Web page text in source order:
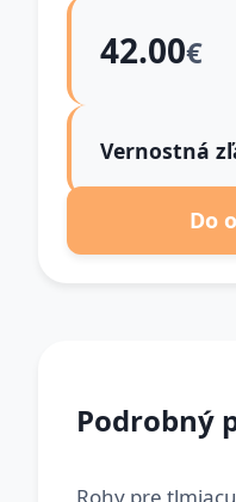
42.00€
Vernostná
Do
Podrobný